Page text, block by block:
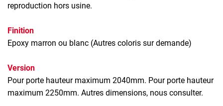
reproduction hors usine.
Finition
Epoxy marron ou blanc (Autres coloris sur demande)
Version
Pour porte hauteur maximum 2040mm. Pour porte hauteur
maximum 2250mm. Autres dimensions, nous consulter.